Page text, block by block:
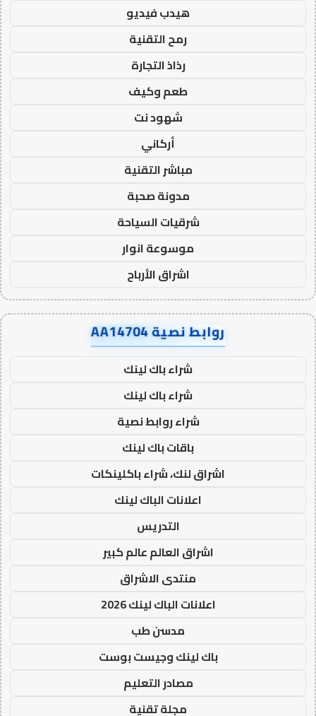
هيدب فيديو
رمح التقنية
رذاذ التجارة
طعم وكيف
شهود نت
أركاني
مباشر التقنية
مدونة صحبة
شرقيات السياحة
موسوعة انوار
اشراق الأرباح
روابط نصية AA14704
شراء باك لينك
شراء باك لينك
شراء روابط نصية
باقات باك لينك
اشراق لنك، شراء باكلينكات
اعلانات الباك لينك
التدريس
اشراق العالم عالم كبير
منتدى الاشراق
اعلانات الباك لينك 2026
مدسن طب
باك لينك وجيست بوست
مصادر التعليم
مجلة تقنية